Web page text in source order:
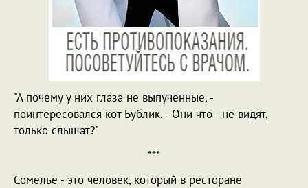
"А почему у них глаза не выпученные, -
поинтересовался кот Бублик. - Они что - не видят,
только слышат?"
***
Сомелье - это человек, который в ресторане